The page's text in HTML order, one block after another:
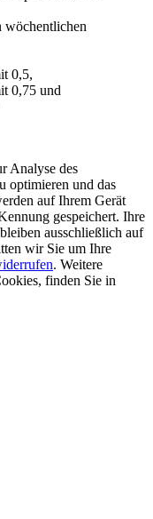
wöchentlichen
0,5,
0,75 und
Analyse des
optimieren und das
auf Ihrem Gerät
gespeichert. Ihre
ausschließlich auf
wir Sie um Ihre
. Weitere
finden Sie in